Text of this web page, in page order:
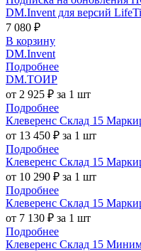
DM.Invent для версий
7 080 ₽
В корзину
DM.Invent
Подробнее
DM.ТОИР
от 2 925 ₽ за 1 шт
Подробнее
Клеверенс Склад 15
от 13 450 ₽ за 1 шт
Подробнее
Клеверенс Склад 15
от 10 290 ₽ за 1 шт
Подробнее
Клеверенс Склад 15
от 7 130 ₽ за 1 шт
Подробнее
Клеверенс Склад 15